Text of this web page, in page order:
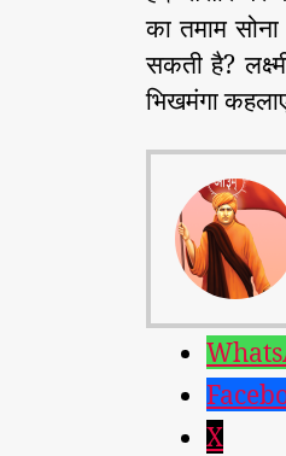
का तमाम
सकती है?
भिखमंगा
X